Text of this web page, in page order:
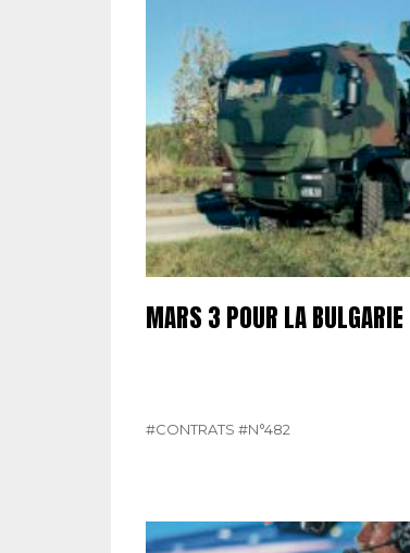
MARS 3 POUR LA BULGARIE
#CONTRATS #N°482